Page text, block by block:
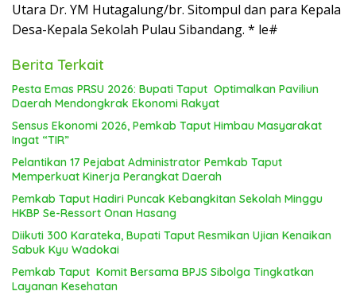
Utara Dr. YM Hutagalung/br. Sitompul dan para Kepala
Desa-Kepala Sekolah Pulau Sibandang. * le#
Berita Terkait
Pesta Emas PRSU 2026: Bupati Taput Optimalkan Paviliun
Daerah Mendongkrak Ekonomi Rakyat
Sensus Ekonomi 2026, Pemkab Taput Himbau Masyarakat
Ingat “TIR”
Pelantikan 17 Pejabat Administrator Pemkab Taput
Memperkuat Kinerja Perangkat Daerah
Pemkab Taput Hadiri Puncak Kebangkitan Sekolah Minggu
HKBP Se-Ressort Onan Hasang
Diikuti 300 Karateka, Bupati Taput Resmikan Ujian Kenaikan
Sabuk Kyu Wadokai
Pemkab Taput Komit Bersama BPJS Sibolga Tingkatkan
Layanan Kesehatan